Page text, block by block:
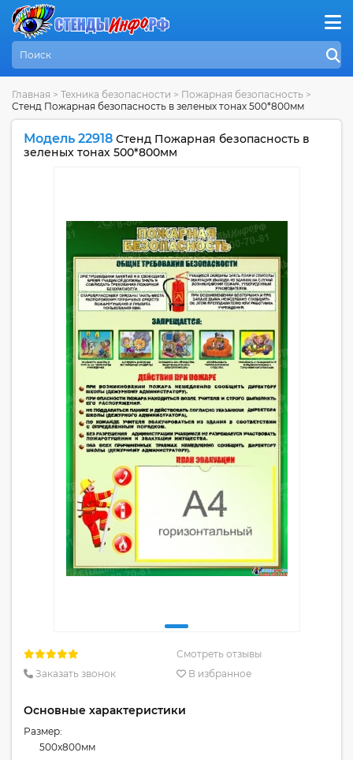
Главная > Техника безопасности > Пожарная безопасность >
Стенд Пожарная безопасность в зеленых тонах 500*800мм
Модель 22918 Стенд Пожарная безопасность в
зеленых тонах 500*800мм
Смотреть отзывы
Заказать звонок
В избранное
Основные характеристики
Размер:
500x800мм